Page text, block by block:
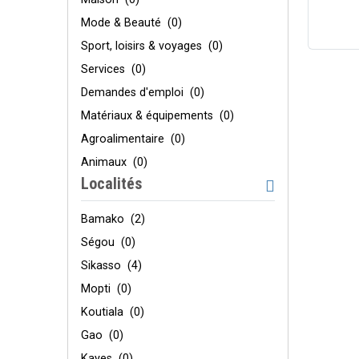
Mode & Beauté (0)
Sport, loisirs & voyages (0)
Services (0)
Demandes d'emploi (0)
Matériaux & équipements (0)
Agroalimentaire (0)
Animaux (0)
Localités
Bamako (2)
Ségou (0)
Sikasso (4)
Mopti (0)
Koutiala (0)
Gao (0)